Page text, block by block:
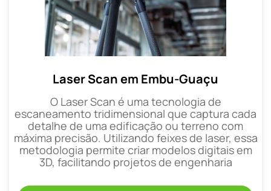
Laser Scan em Embu-Guaçu
O Laser Scan é uma tecnologia de
escaneamento tridimensional que captura cada
detalhe de uma edificação ou terreno com
máxima precisão. Utilizando feixes de laser, essa
metodologia permite criar modelos digitais em
3D, facilitando projetos de engenharia